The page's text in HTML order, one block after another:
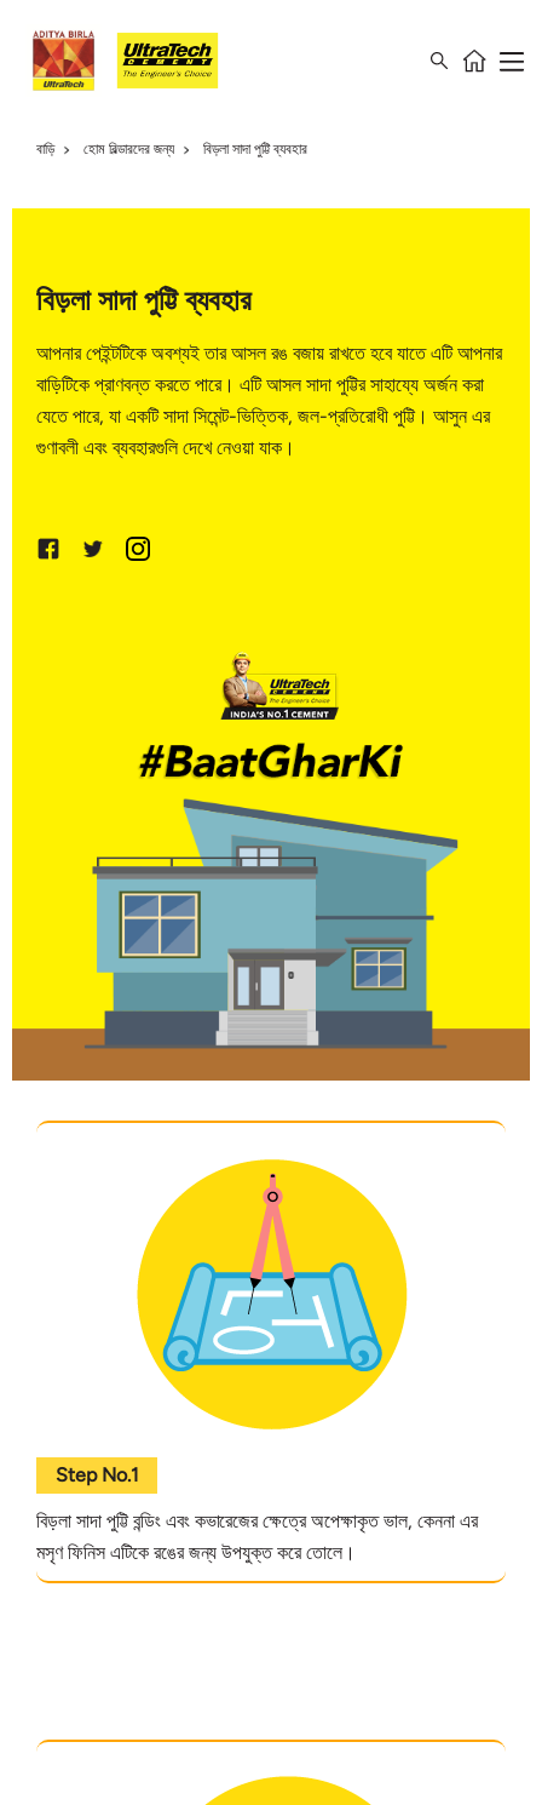
বাড়ি হোম বিল্ডারদের জন্য বিড়লা সাদা পুট্টি ব্যবহার
বিড়লা সাদা পুট্টি ব্যবহার
আপনার পেইন্টটিকে অবশ্যই তার আসল রঙ বজায় রাখতে হবে যাতে এটি আপনার
বাড়িটিকে প্রাণবন্ত করতে পারে। এটি আসল সাদা পুট্টির সাহায্যে অর্জন করা
যেতে পারে, যা একটি সাদা সিমেন্ট-ভিত্তিক, জল-প্রতিরোধী পুট্টি। আসুন এর
গুণাবলী এবং ব্যবহারগুলি দেখে নেওয়া যাক।
Step No.1
বিড়লা সাদা পুট্টি বন্ডিং এবং কভারেজের ক্ষেত্রে অপেক্ষাকৃত ভাল, কেননা এর
মসৃণ ফিনিস এটিকে রঙের জন্য উপযুক্ত করে তোলে।